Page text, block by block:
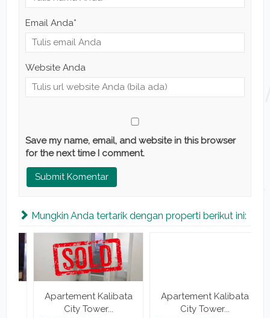
Email Anda*
Website Anda
Save my name, email, and website in this browser
for the next time I comment.
Mungkin Anda tertarik dengan properti berikut ini:
Apartement Kalibata
City Tower...
Apartement Kalibata
City Tower...